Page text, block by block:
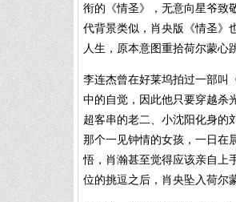
衔的《情圣》，无意向星爷致
代背景类似，肖央版《情圣》
人生，原本意图重拾荷尔蒙心
李连杰曾在好莱坞拍过一部叫
中的自觉，因此他只要穿越杀
超客串的老二、小沈阳化身的
那个一见钟情的女孩，一日在
悟，肖瀚甚至觉得应该亲自上
位的挑逗之后，肖央坠入荷尔